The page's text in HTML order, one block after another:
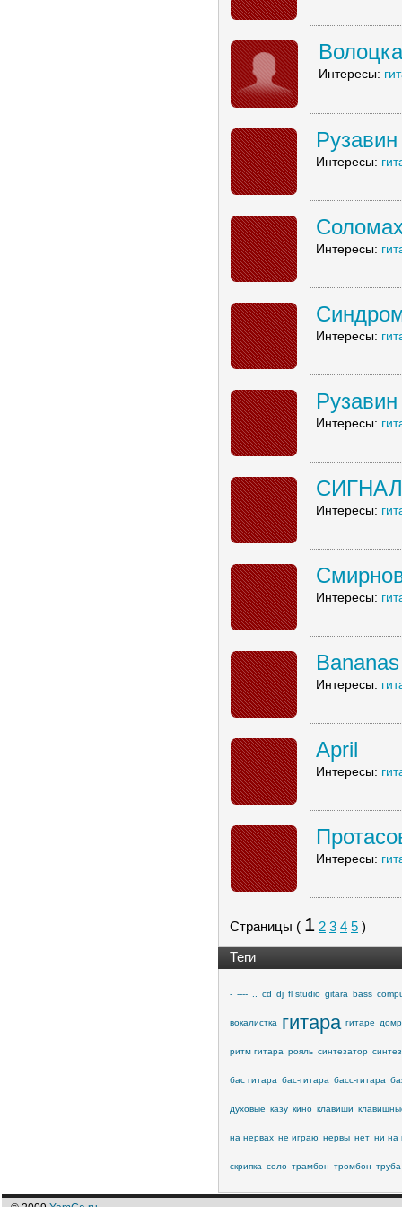
Интересы:
Интересы:
Интересы:
Интересы:
Интересы:
СИГНАЛ
Интересы:
Интересы:
Интересы:
April
Интересы:
Интересы:
Страницы ( 1 2 3 4 5 )
Теги
- ---- cd dj fl studio gitara bass
вокалистка гитара гитаре
ритм гитара рояль синтезатор
бас гитара бас-гитара басс-гитара
духовые казу кино клавиши
на нервах не играю нервы нет ни на
скрипка соло трамбон тромбон труба